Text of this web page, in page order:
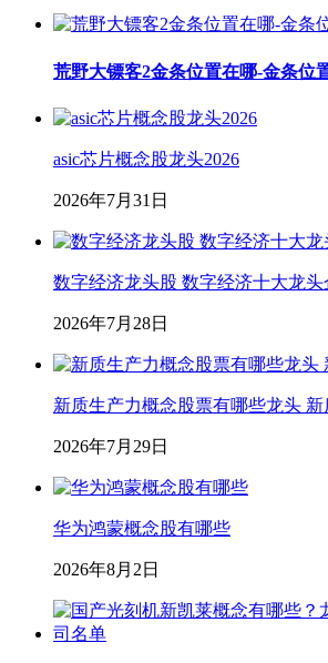
荒野大镖客2金条位置在哪-金条位
asic芯片概念股龙头2026
2026年7月31日
数字经济龙头股 数字经济十大龙头
2026年7月28日
新质生产力概念股票有哪些龙头
2026年7月29日
华为鸿蒙概念股有哪些
2026年8月2日